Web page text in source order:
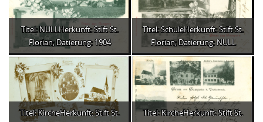
Titel: NULLHerkunft: Stift St.
Florian; Datierung: 1904
Titel: SchuleHerkunft: Stift St.
Florian; Datierung: NULL
Titel: KircheHerkunft: Stift St.
Titel: KircheHerkunft: Stift St.